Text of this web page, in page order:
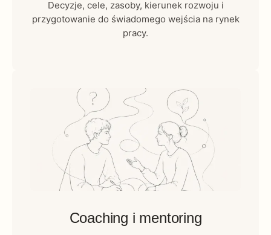
Decyzje, cele, zasoby, kierunek rozwoju i
przygotowanie do świadomego wejścia na rynek
pracy.
Coaching i mentoring